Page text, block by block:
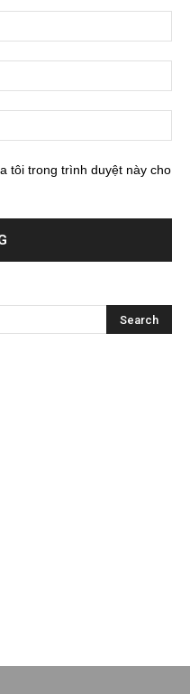
tôi trong trình duyệt này cho